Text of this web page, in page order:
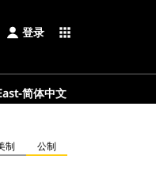
登录 apps
简体中文
制 公制